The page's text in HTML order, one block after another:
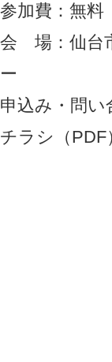
参加費：無料
会 場：仙台
ー
申込み・問
チラシ（